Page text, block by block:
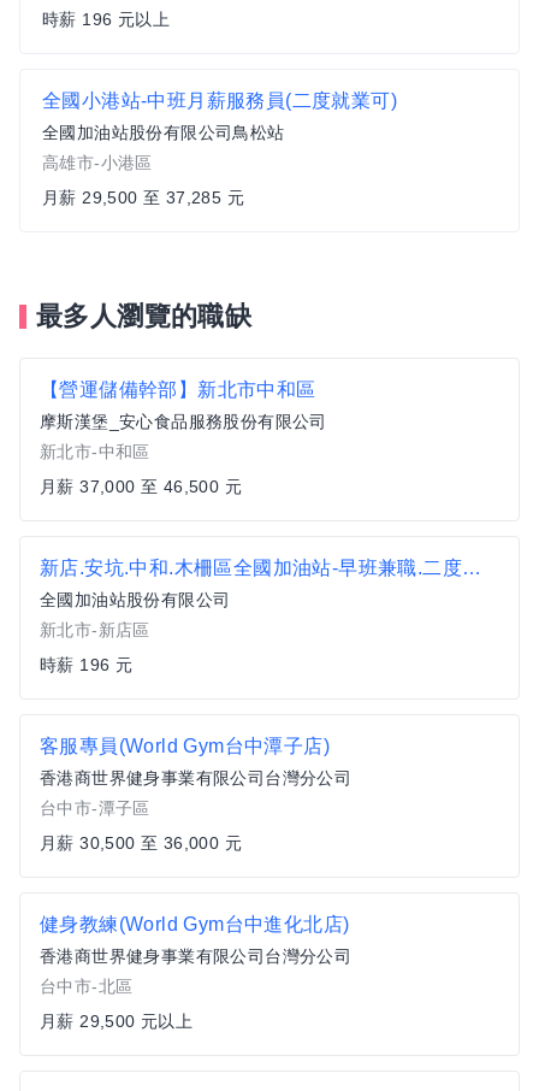
時薪 196 元以上
全國小港站-中班月薪服務員(二度就業可)
全國加油站股份有限公司鳥松站
高雄市-小港區
月薪 29,500 至 37,285 元
最多人瀏覽的職缺
【營運儲備幹部】新北市中和區
摩斯漢堡_安心食品服務股份有限公司
新北市-中和區
月薪 37,000 至 46,500 元
新店.安坑.中和.木柵區全國加油站-早班兼職.二度就業
全國加油站股份有限公司
新北市-新店區
時薪 196 元
客服專員(World Gym台中潭子店)
香港商世界健身事業有限公司台灣分公司
台中市-潭子區
月薪 30,500 至 36,000 元
健身教練(World Gym台中進化北店)
香港商世界健身事業有限公司台灣分公司
台中市-北區
月薪 29,500 元以上